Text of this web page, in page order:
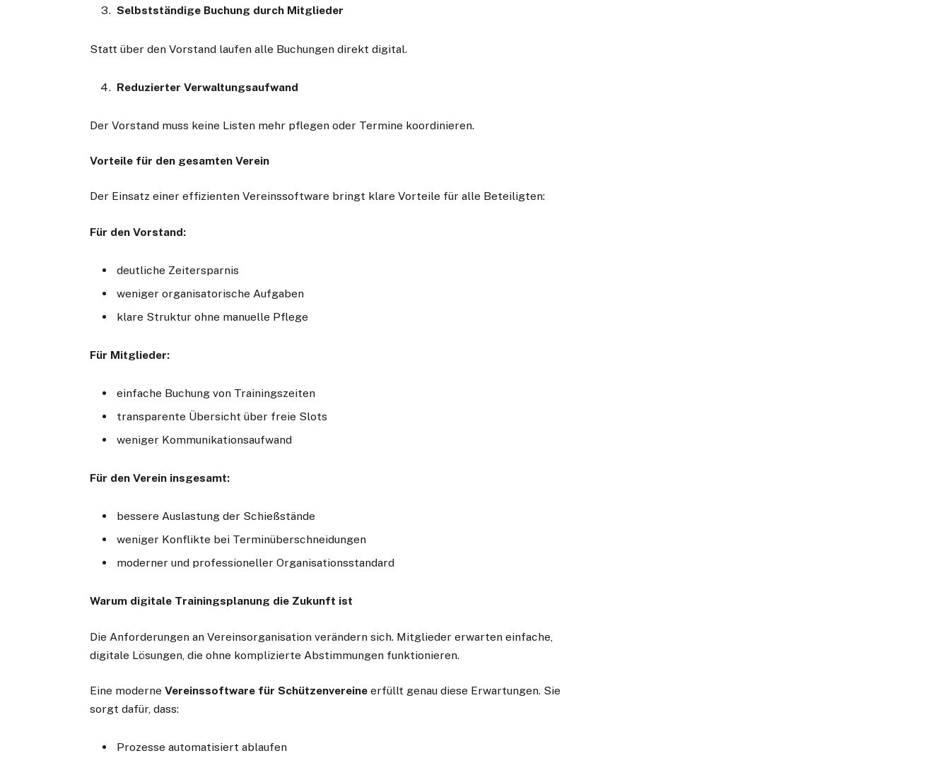
Selbstständige Buchung durch Mitglieder
Statt über den Vorstand laufen alle Buchungen direkt digital.
Reduzierter Verwaltungsaufwand
Der Vorstand muss keine Listen mehr pflegen oder Termine koordinieren.
Vorteile für den gesamten Verein
Der Einsatz einer effizienten Vereinssoftware bringt klare Vorteile für alle Beteiligten:
Für den Vorstand:
deutliche Zeitersparnis
weniger organisatorische Aufgaben
klare Struktur ohne manuelle Pflege
Für Mitglieder:
einfache Buchung von Trainingszeiten
transparente Übersicht über freie Slots
weniger Kommunikationsaufwand
Für den Verein insgesamt:
bessere Auslastung der Schießstände
weniger Konflikte bei Terminüberschneidungen
moderner und professioneller Organisationsstandard
Warum digitale Trainingsplanung die Zukunft ist
Die Anforderungen an Vereinsorganisation verändern sich. Mitglieder erwarten einfache,
digitale Lösungen, die ohne komplizierte Abstimmungen funktionieren.
Eine moderneVereinssoftware für Schützenvereine erfüllt genau diese Erwartungen. Sie
sorgt dafür, dass:
Prozesse automatisiert ablaufen